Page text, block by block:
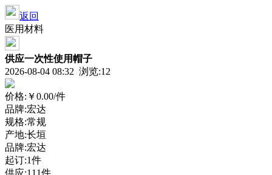
返回
医用材料
供应一次性使用帽子
2026-08-04 08:32 浏览:12
价格: ￥0.00/件
品牌:宏达
规格:常规
产地:长垣
品牌:宏达
起订:1件
供应:111件